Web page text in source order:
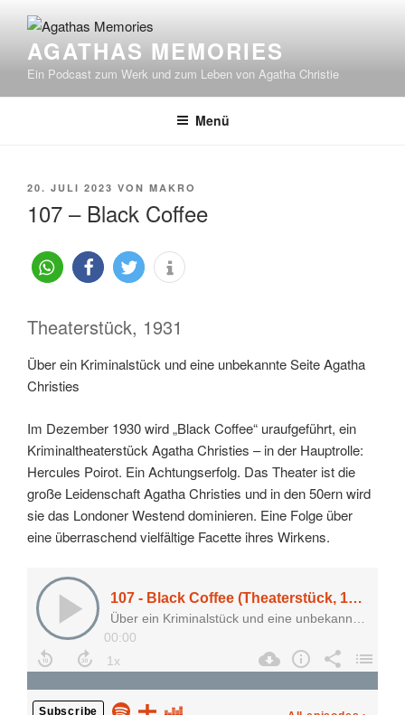
Inhalt
springenAGATHAS MEMORIES
Ein Podcast zum Werk und zum Leben von Agatha Christie
Menü
VERÖFFENTLICHT
20. JULI 2023 VON MAKRO
107 – Black Coffee
Theaterstück, 1931
Über ein Kriminalstück und eine unbekannte Seite Agatha
Christies
Im Dezember 1930 wird „Black Coffee“ uraufgeführt, ein
Kriminaltheaterstück Agatha Christies – in der Hauptrolle:
Hercules Poirot. Ein Achtungserfolg. Das Theater ist die
große Leidenschaft Agatha Christies und in den 50ern wird
sie das Londoner Westend dominieren. Eine Folge über
eine überraschend vielfältige Facette ihres Wirkens.